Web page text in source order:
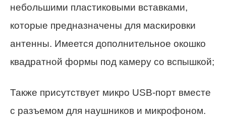
небольшими пластиковыми вставками,
которые предназначены для маскировки
антенны. Имеется дополнительное окошко
квадратной формы под камеру со вспышкой;
Также присутствует микро USB-порт вместе
с разъемом для наушников и микрофоном.